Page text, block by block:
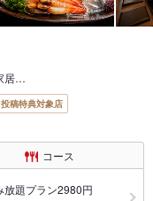
居…
稿特典対象店
コース
放題プラン2980円